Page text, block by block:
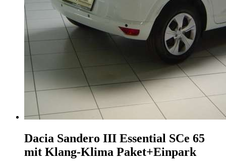
Dacia Sandero III Essential SCe 65
mit Klang-Klima Paket+Einpark